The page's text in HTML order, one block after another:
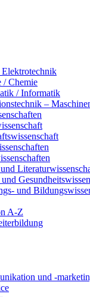
/ Chemie
/ Informatik
–
und
A-Z
und -